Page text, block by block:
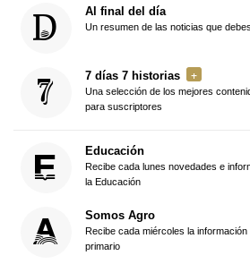
Al final del día
Un resumen de las noticias que
7 días 7 historias
Una selección de los mejores
para suscriptores
Educación
Recibe cada lunes novedades e
la Educación
Somos Agro
Recibe cada miércoles la
primario